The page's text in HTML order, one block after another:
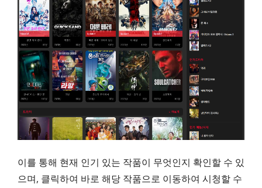
이를 통해 현재 인기 있는 작품이 무엇인지 확인할 수 있
으며, 클릭하여 바로 해당 작품으로 이동하여 시청할 수